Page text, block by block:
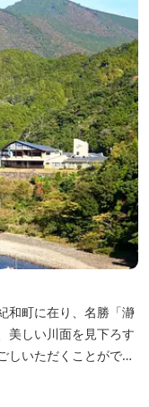
和町に在り、名勝「瀞
美しい川面を見下ろす
しいただくことができ
山）、玉置神社が近